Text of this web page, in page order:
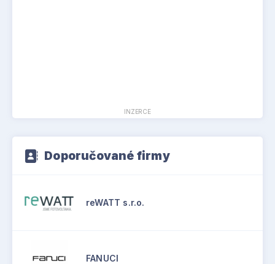
INZERCE
Doporučované firmy
reWATT s.r.o.
FANUCI